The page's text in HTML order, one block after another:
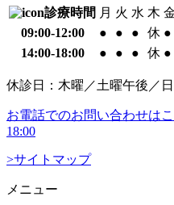
診療時間 月 火 水 木
09:00-12:00
● ● ● 休 ●
14:00-18:00
● ● ● 休 ●
休診日：木曜／土曜午後／
お電話でのお問い合わせは
18:00
>サイトマップ
メニュー